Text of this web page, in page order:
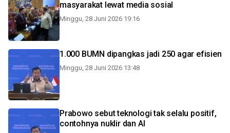
masyarakat lewat media sosial
Minggu, 28 Juni 2026 19:16
1.000 BUMN dipangkas jadi 250 agar efisien
Minggu, 28 Juni 2026 13:48
Prabowo sebut teknologi tak selalu positif,
contohnya nuklir dan AI